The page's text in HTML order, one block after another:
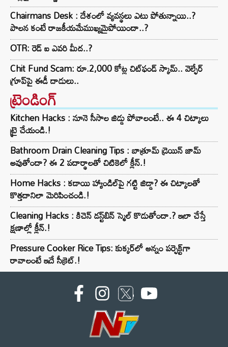
Chairmans Desk : దేశంలో వ్యవస్థలు ఎటు పోతున్నాయి..?
పాలన కంటే రాజకీయమేముఖ్యమైపోయిందా..?
OTR: రెడ్ ఐ ఎవరి మీద..?
Chit Fund Scam: రూ.2,000 కోట్ల చిట్‌ఫండ్ స్కామ్.. వెల్ఫేర్
గ్రూప్‌పై ఈడీ దాడులు..
ట్రెండింగ్‌
Kitchen Hacks : నూనె సీసాల జిడ్డు పోవాలంటే.. ఈ 4 చిట్కాలు
ట్రై చేయండి.!
Bathroom Drain Cleaning Tips : బాత్రూమ్ డ్రెయిన్ జామ్
అవుతోందా? ఈ 2 పదార్థాలతో చిటికెలో క్లీన్.!
Home Hacks : కడాయి హ్యాండిల్‌పై గట్టి జిడ్డా? ఈ చిట్కాలతో
కొత్తదానిలా మెరిపించండి.!
Cleaning Hacks : కిచెన్ డస్ట్‌బిన్ స్మెల్ కొడుతోందా.? ఇలా చేస్తే
క్షణాల్లో క్లీన్.!
Pressure Cooker Rice Tips: కుక్కర్‌లో అన్నం పర్ఫెక్ట్‌గా
రావాలంటే ఇదే సీక్రెట్.!